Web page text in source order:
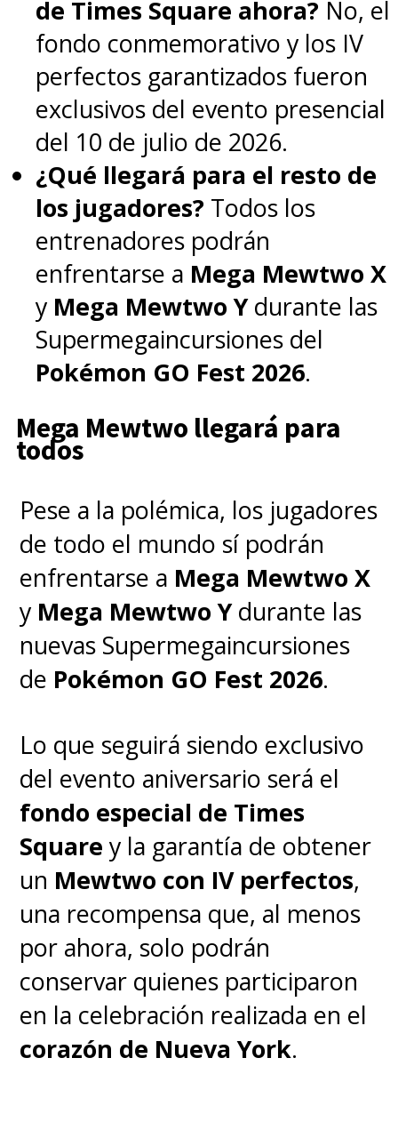
de Times Square ahora? No, el
fondo conmemorativo y los IV
perfectos garantizados fueron
exclusivos del evento presencial
del 10 de julio de 2026.
¿Qué llegará para el resto de
los jugadores? Todos los
entrenadores podrán
enfrentarse a Mega Mewtwo X
y Mega Mewtwo Ydurante las
Supermegaincursiones del
Pokémon GO Fest 2026.
Mega Mewtwo llegará para
todos
Pese a la polémica, los jugadores
de todo el mundo sí podrán
enfrentarse a Mega Mewtwo X
y Mega Mewtwo Ydurante las
nuevas Supermegaincursiones
de Pokémon GO Fest 2026.
Lo que seguirá siendo exclusivo
del evento aniversario será el
fondo especial de Times
Square y la garantía de obtener
un Mewtwo con IV perfectos,
una recompensa que, al menos
por ahora, solo podrán
conservar quienes participaron
en la celebración realizada en el
corazón de Nueva York.